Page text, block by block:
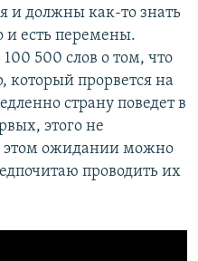
и должны как-то знать
и есть перемены.
500 слов о том, что
прорвется на
страну поведет в
этого не
этом ожидании можно
проводить их